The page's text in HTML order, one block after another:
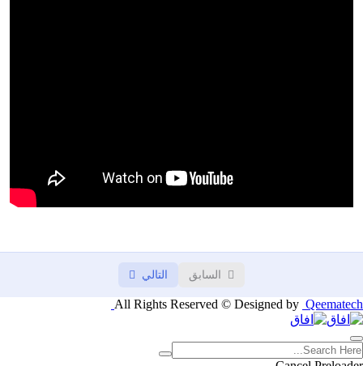
السابق التالي
All Rights Reserved © Designed by Qeematech